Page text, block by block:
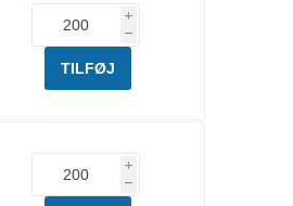
i
h
i
h